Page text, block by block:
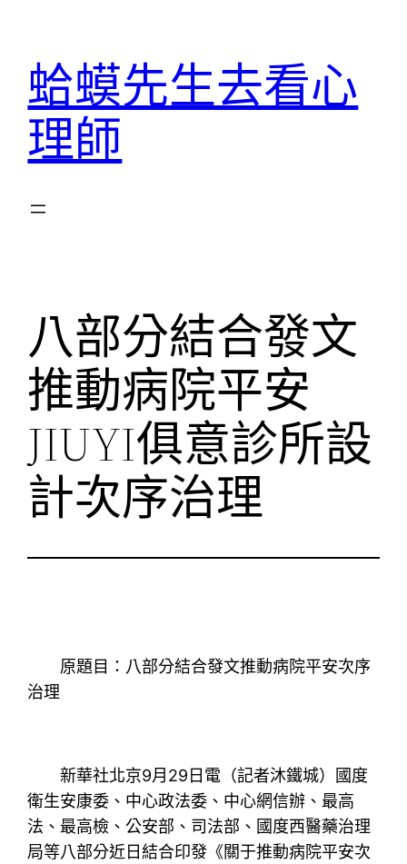
蛤蟆先生去看心
理師
八部分結合發文
推動病院平安
JIUYI俱意診所設
計次序治理
原題目：八部分結合發文推動病院平安次序
治理
新華社北京9月29日電（記者沐鐵城）國度
衛生安康委、中心政法委、中心網信辦、最高
法、最高檢、公安部、司法部、國度西醫藥治理
局等八部分近日結合印發《關于推動病院平安次